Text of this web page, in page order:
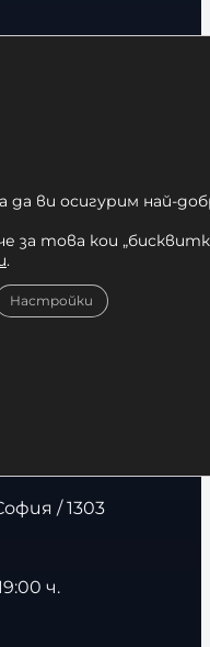
/ 1303
ч.
да ви осигурим най-
това кои
.
Настройки